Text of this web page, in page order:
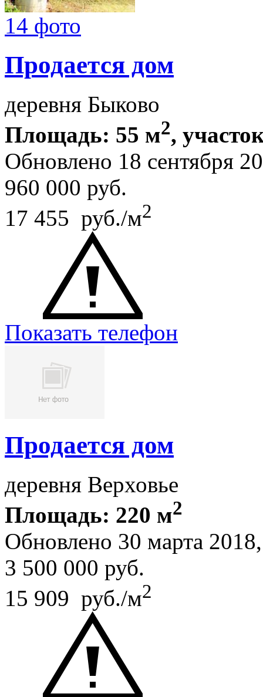
14 фото
Продается дом
деревня Быково
Площадь: 55 м2,
Обновлено 18 сентября
960 000 руб.
17 455 руб./м2
Показать телефон
Продается дом
деревня Верховье
Площадь: 220 м2
Обновлено 30 марта
3 500 000 руб.
15 909 руб./м2